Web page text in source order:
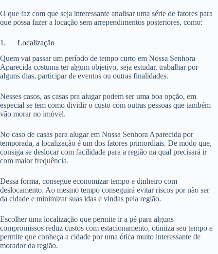
O que faz com que seja interessante analisar uma série de fatores para
que possa fazer a locação sem arrependimentos posteriores, como:
1. Localização
Quem vai passar um período de tempo curto em Nossa Senhora
Aparecida costuma ter algum objetivo, seja estudar, trabalhar por
alguns dias, participar de eventos ou outras finalidades.
Nesses casos, as casas pra alugar podem ser uma boa opção, em
especial se tem como dividir o custo com outras pessoas que também
vão morar no imóvel.
No caso de casas para alugar em Nossa Senhora Aparecida por
temporada, a localização é um dos fatores primordiais. De modo que,
consiga se deslocar com facilidade para a região na qual precisará ir
com maior frequência.
Dessa forma, consegue economizar tempo e dinheiro com
deslocamento. Ao mesmo tempo conseguirá evitar riscos por não ser
da cidade e minimizar suas idas e vindas pela região.
Escolher uma localização que permite ir a pé para alguns
compromissos reduz custos com estacionamento, otimiza seu tempo e
permite que conheça a cidade por uma ótica muito interessante de
morador da região.